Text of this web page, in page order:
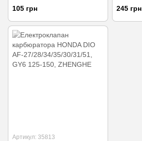
105 грн 245 грн
Артикул: 35813